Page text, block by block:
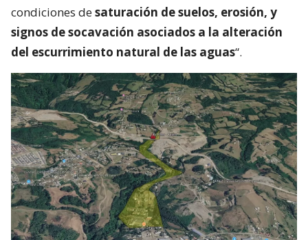
condiciones desaturación de suelos, erosión, y
signos de socavación asociados a la alteración
del escurrimiento natural de las aguas“.